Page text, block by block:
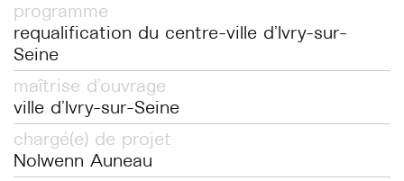
programme
requalification du centre-ville d'Ivry-sur-
Seine
maîtrise d'ouvrage
ville d'Ivry-sur-Seine
chargé(e) de projet
Nolwenn Auneau